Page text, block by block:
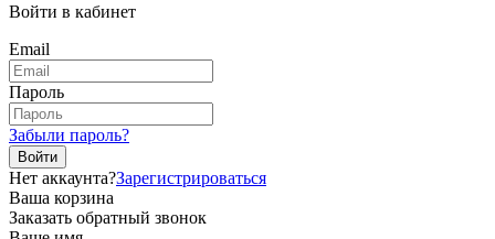
Войти в кабинет
Email
Пароль
Забыли пароль?
Войти
Нет аккаунта?Зарегистрироваться
Ваша корзина
Заказать обратный звонок